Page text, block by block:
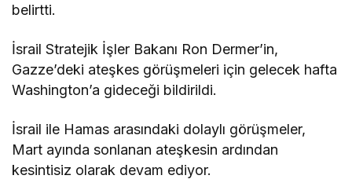
belirtti.
İsrail Stratejik İşler Bakanı Ron Dermer’in,
Gazze’deki ateşkes görüşmeleri için gelecek hafta
Washington’a gideceği bildirildi.
İsrail ile Hamas arasındaki dolaylı görüşmeler,
Mart ayında sonlanan ateşkesin ardından
kesintisiz olarak devam ediyor.